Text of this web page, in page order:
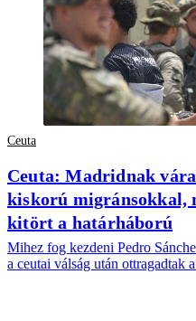
Ceuta
Ceuta: Madridnak
kiskorú migránsokkal,
kitört a határháború
Mihez fog kezdeni Pedro
a ceutai válság után ottragadtak